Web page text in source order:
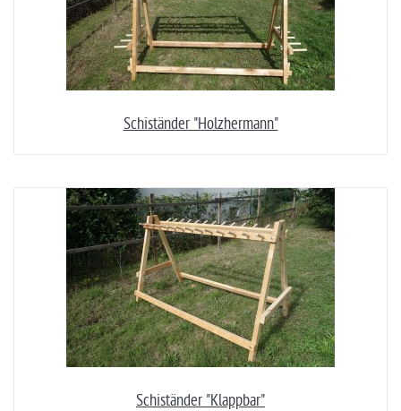
Schiständer "Holzhermann"
Schiständer "Klappbar"